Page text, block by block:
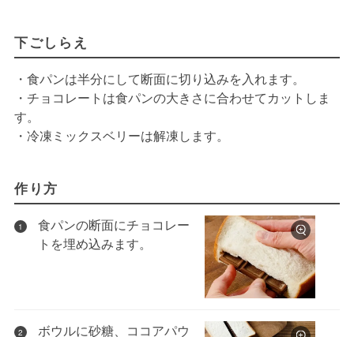
下ごしらえ
・食パンは半分にして断面に切り込みを入れます。
・チョコレートは食パンの大きさに合わせてカットしま
す。
・冷凍ミックスベリーは解凍します。
作り方
1
食パンの断面にチョコレー
トを埋め込みます。
2 ボウルに砂糖、ココアパウ